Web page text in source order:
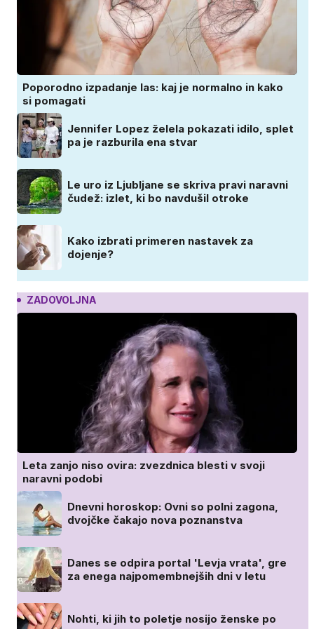
Poporodno izpadanje las: kaj je normalno in kako
si pomagati
Jennifer Lopez želela pokazati idilo, splet
pa je razburila ena stvar
Le uro iz Ljubljane se skriva pravi naravni
čudež: izlet, ki bo navdušil otroke
Kako izbrati primeren nastavek za
dojenje?
ZADOVOLJNA
Leta zanjo niso ovira: zvezdnica blesti v svoji
naravni podobi
Dnevni horoskop: Ovni so polni zagona,
dvojčke čakajo nova poznanstva
Danes se odpira portal 'Levja vrata', gre
za enega najpomembnejših dni v letu
Nohti, ki jih to poletje nosijo ženske po